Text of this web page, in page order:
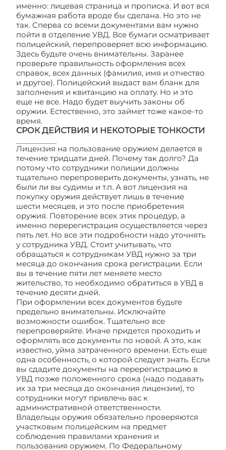
именно: лицевая страница и прописка. И вот вся
бумажная работа вроде бы сделана. Но это не
так. Сперва со всеми документами вам нужно
пойти в отделение УВД. Все бумаги осматривает
полицейский, перепроверяет всю информацию.
Здесь будьте очень внимательны. Заранее
проверьте правильность оформления всех
справок, всех данных (фамилия, имя и отчество
и другое). Полицейский выдаст вам бланк для
заполнения и квитанцию на оплату. Но и это
еще не все. Надо будет выучить законы об
оружии. Естественно, это займет тоже какое-то
время.
СРОК ДЕЙСТВИЯ И НЕКОТОРЫЕ ТОНКОСТИ
Лицензия на пользование оружием делается в
течение тридцати дней. Почему так долго? Да
потому что сотрудники полиции должны
тщательно перепроверить документы, узнать, не
были ли вы судимы и т.п. А вот лицензия на
покупку оружия действует лишь в течение
шести месяцев, и это после приобретения
оружия. Повторение всех этих процедур, а
именно перерегистрация осуществляется через
пять лет. Но все эти подробности надо уточнять
у сотрудника УВД. Стоит учитывать, что
обращаться к сотрудникам УВД нужно за три
месяца до окончания срока регистрации. Если
вы в течение пяти лет меняете место
жительство, то необходимо обратиться в УВД в
течение десяти дней.
При оформлении всех документов будьте
предельно внимательны. Исключайте
возможности ошибок. Тщательно все
перепроверяйте. Иначе придется проходить и
оформлять все документы по новой. А это, как
известно, уйма затраченного времени. Есть еще
одна особенность, о которой следует знать. Если
вы сдадите документы на перерегистрацию в
УВД позже положенного срока (надо подавать
их за три месяца до окончания лицензии), то
сотрудники могут привлечь вас к
административной ответственности.
Владельцы оружия обязательно проверяются
участковым полицейским на предмет
соблюдения правилами хранения и
пользования оружием. По Федеральному